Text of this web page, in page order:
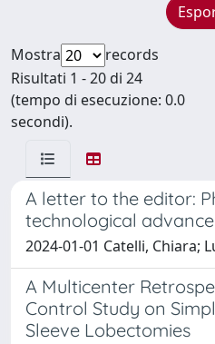
Mostra
records
Risultati 1 - 20 di 24
(tempo di esecuzione: 0.0
secondi).
A letter to the editor:
technological
2024-01-01 Catelli, Chiara;
A Multicenter
Control Study on
Sleeve Lobectomies